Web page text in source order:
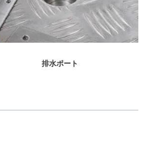
排水ポート